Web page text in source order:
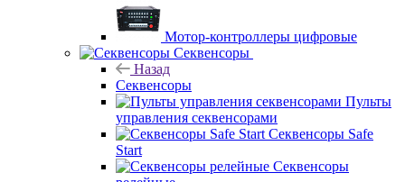
Мотор-контроллеры цифровые
Секвенсоры
Назад
Секвенсоры
Пульты
управления секвенсорами
Секвенсоры Safe
Start
Секвенсоры